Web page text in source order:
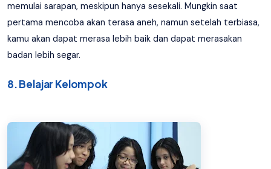
memulai sarapan, meskipun hanya sesekali. Mungkin saat
pertama mencoba akan terasa aneh, namun setelah terbiasa,
kamu akan dapat merasa lebih baik dan dapat merasakan
badan lebih segar.
8. Belajar Kelompok